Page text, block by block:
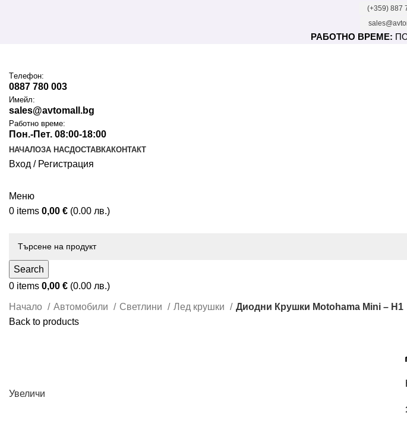
(+359) 887
РАБОТНО ВРЕМЕ:
Tелефон:
0887 780 003
Имейл:
sales@avtomall.bg
Работно време:
Пон.-Пет. 08:00-18:00
НАЧАЛОЗА НАСДОСТАВКАКОНТАКТ
Вход / Регистрация
Меню
0 items 0,00 € (0.00 лв.)
Search
0 items 0,00 € (0.00 лв.)
Начало Автомобили Светлини Лед крушки
Диодни Крушки Motohama Mini – H1
Back to products
Увеличи